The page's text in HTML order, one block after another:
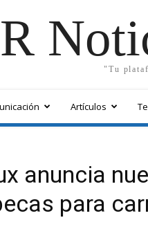
"Tu
Artículos
anuncia
para